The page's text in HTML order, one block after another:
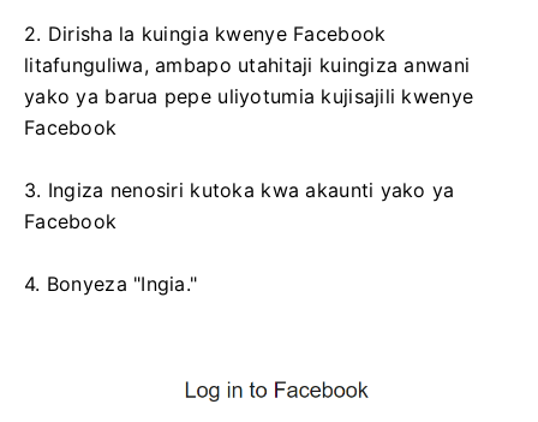
2. Dirisha la kuingia kwenye Facebook
litafunguliwa, ambapo utahitaji kuingiza anwani
yako ya barua pepe uliyotumia kujisajili kwenye
Facebook
3. Ingiza nenosiri kutoka kwa akaunti yako ya
Facebook
4. Bonyeza "Ingia."